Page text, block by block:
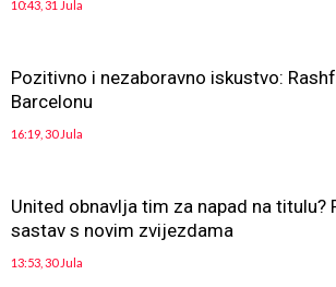
10:43, 31 Jula
Pozitivno i nezaboravno iskustvo:
Barcelonu
16:19, 30 Jula
United obnavlja tim za napad na titulu?
sastav s novim zvijezdama
13:53, 30 Jula